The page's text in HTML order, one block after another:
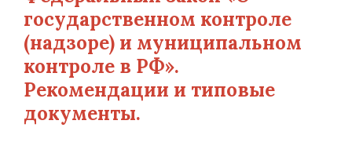
государственном контроле
(надзоре) и муниципальном
контроле в РФ».
Рекомендации и типовые
документы.